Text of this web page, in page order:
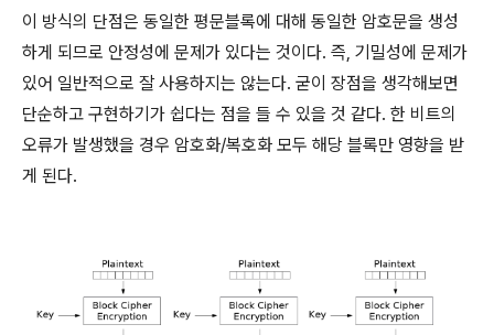
이 방식의 단점은 동일한 평문블록에 대해 동일한 암호문을 생성
하게 되므로 안정성에 문제가 있다는 것이다. 즉, 기밀성에 문제가
있어 일반적으로 잘 사용하지는 않는다. 굳이 장점을 생각해보면
단순하고 구현하기가 쉽다는 점을 들 수 있을 것 같다. 한 비트의
오류가 발생했을 경우 암호화/복호화 모두 해당 블록만 영향을 받
게 된다.